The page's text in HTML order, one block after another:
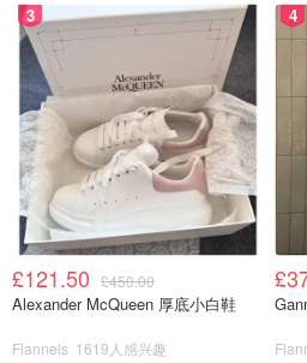
3
£121.50 £450.00
Alexander McQueen 厚底小白鞋
Flannels 1619人感兴趣
4